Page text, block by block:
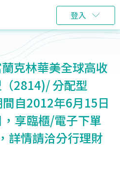
登入
克林華美全球高收
2814)/ 分配型
自2012年6月15日
享臨櫃/電子下單
詳情請洽分行理財